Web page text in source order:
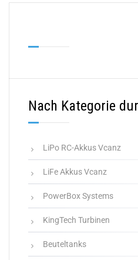
Nach Kategorie
LiPo RC-Akkus Vcanz
LiFe Akkus Vcanz
PowerBox Systems
KingTech Turbinen
Beuteltanks